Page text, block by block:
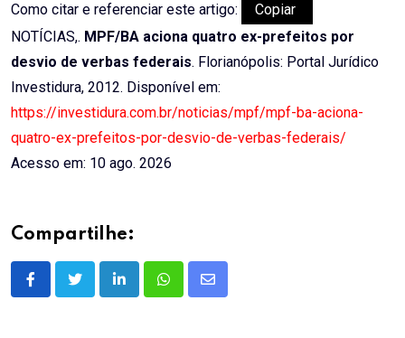
Como citar e referenciar este artigo:
Copiar
NOTÍCIAS,. MPF/BA aciona quatro ex-prefeitos por
desvio de verbas federais. Florianópolis: Portal Jurídico
Investidura, 2012. Disponível em:
https://investidura.com.br/noticias/mpf/mpf-ba-aciona-
quatro-ex-prefeitos-por-desvio-de-verbas-federais/
Acesso em: 10 ago. 2026
Compartilhe:
LinkedInWhatsappShare